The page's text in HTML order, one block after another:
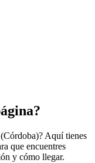
Aquí tienes
que encuentres
y cómo llegar.